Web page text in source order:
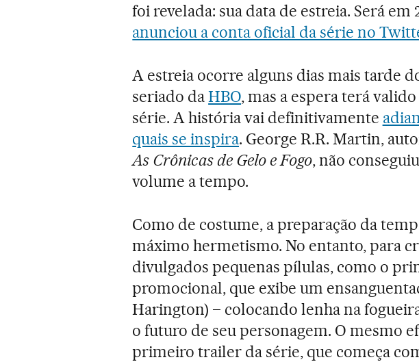
foi revelada: sua data de estreia. Será
anunciou a conta oficial da série no
A estreia ocorre alguns dias mais tarde
seriado daHBO, mas a espera terá
série. A história vai definitivamente
quais se inspira. George R.R. Martin,
As Crônicas de Gelo e Fogo, não
volume a tempo.
Como de costume, a preparação da
máximo hermetismo. No entanto, para
divulgados pequenas pílulas, como o
promocional, que exibe um
Harington) – colocando lenha na
o futuro de seu personagem. O mesmo
primeiro trailer da série, que começa